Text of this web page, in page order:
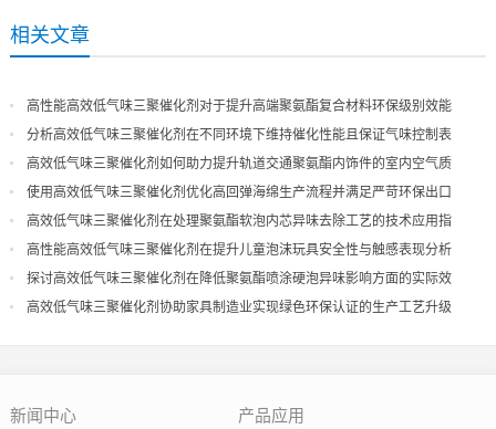
相关文章
高性能高效低气味三聚催化剂对于提升高端聚氨酯复合材料环保级别效能
分析高效低气味三聚催化剂在不同环境下维持催化性能且保证气味控制表
现
高效低气味三聚催化剂如何助力提升轨道交通聚氨酯内饰件的室内空气质
量
使用高效低气味三聚催化剂优化高回弹海绵生产流程并满足严苛环保出口
高效低气味三聚催化剂在处理聚氨酯软泡内芯异味去除工艺的技术应用指
导
高性能高效低气味三聚催化剂在提升儿童泡沫玩具安全性与触感表现分析
探讨高效低气味三聚催化剂在降低聚氨酯喷涂硬泡异味影响方面的实际效
果
高效低气味三聚催化剂协助家具制造业实现绿色环保认证的生产工艺升级
新闻中心 产品应用